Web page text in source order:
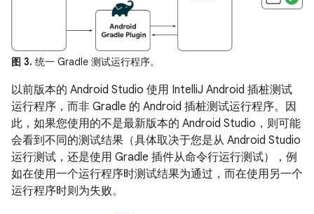
图 3. 统一 Gradle 测试运行程序。
以前版本的 Android Studio 使用 IntelliJ Android 插桩测试
运行程序，而非 Gradle 的 Android 插桩测试运行程序。因
此，如果您使用的不是最新版本的 Android Studio，则可能
会看到不同的测试结果（具体取决于您是从 Android Studio
运行测试，还是使用 Gradle 插件从命令行运行测试），例
如在使用一个运行程序时测试结果为通过，而在使用另一个
运行程序时则为失败。